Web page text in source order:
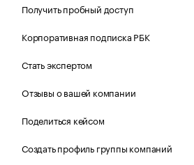
Получить пробный доступ
Корпоративная подписка РБК
Стать экспертом
Отзывы о вашей компании
Поделиться кейсом
Создать профиль группы компаний